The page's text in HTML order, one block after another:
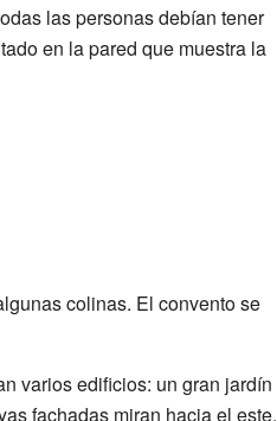
las personas debían tener
en la pared que muestra la
colinas. El convento se
varios edificios: un gran jardín
fachadas miran hacia el este.